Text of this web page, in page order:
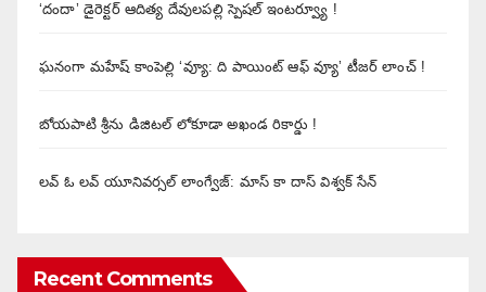
‘దందా’ డైరెక్ట‌ర్ ఆదిత్య దేవులపల్లి స్పెషల్ ఇంటర్వ్యూ !
ఘనంగా మహేష్ కాంపెల్లి ‘వ్యూ: ది పాయింట్ ఆఫ్ వ్యూ’ టీజర్ లాంచ్ !
బోయపాటి శ్రీను డిజిటల్‌ లోకూడా అఖండ రికార్డు !
లవ్ ఓ లవ్ యూనివర్సల్ లాంగ్వేజ్‌: మాస్ కా దాస్ విశ్వక్ సేన్
Recent Comments